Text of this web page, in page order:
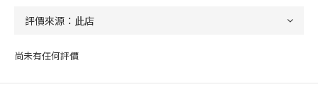
尚未有任何評價